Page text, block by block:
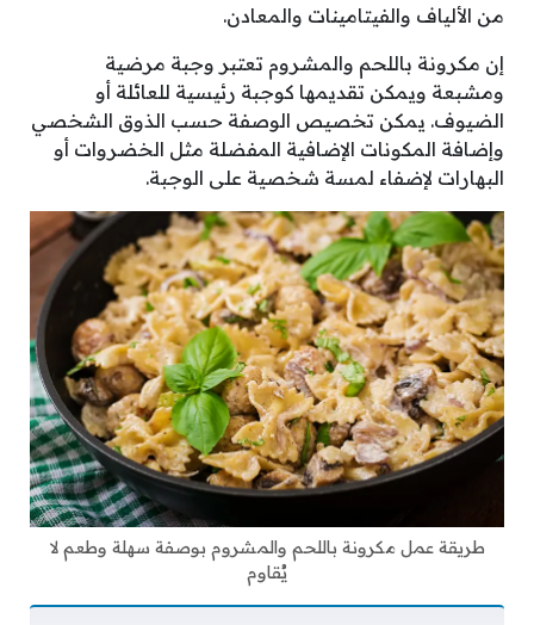
من الألياف والفيتامينات والمعادن.
إن مكرونة باللحم والمشروم تعتبر وجبة مرضية
ومشبعة ويمكن تقديمها كوجبة رئيسية للعائلة أو
الضيوف. يمكن تخصيص الوصفة حسب الذوق الشخصي
وإضافة المكونات الإضافية المفضلة مثل الخضروات أو
البهارات لإضفاء لمسة شخصية على الوجبة.
طريقة عمل مكرونة باللحم والمشروم بوصفة سهلة وطعم لا
يُقاوم